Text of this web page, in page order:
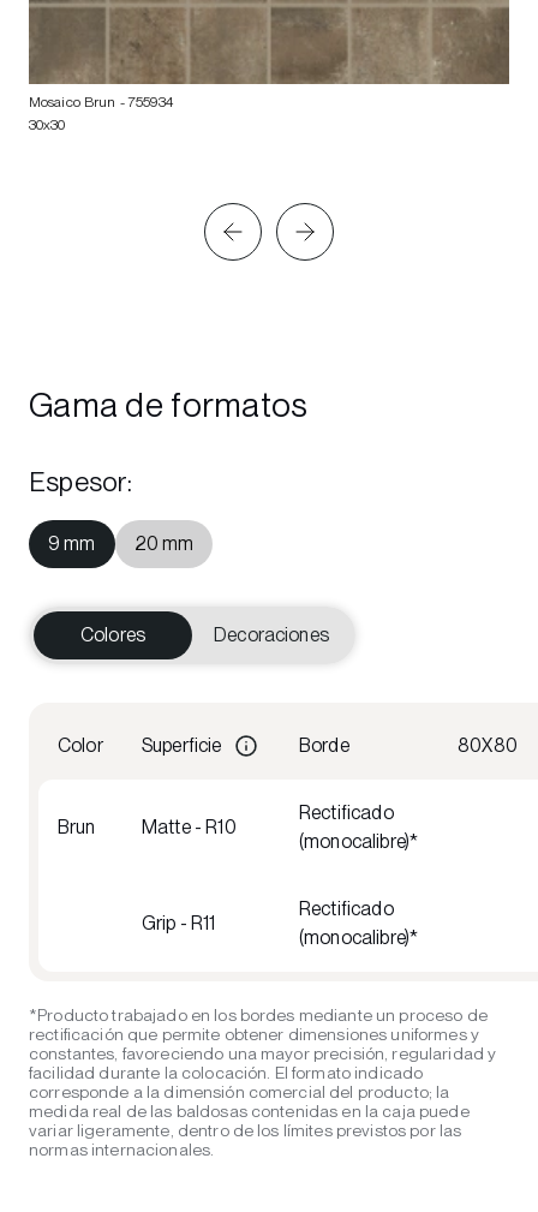
Mosaico Brun - 755934
30x30
Gama de formatos
Espesor:
9 mm 20 mm
Colores Decoraciones
Color Superficie Borde 80X80
Brun Matte - R10
Rectificado
(monocalibre)*
Grip - R11
Rectificado
(monocalibre)*
*Producto trabajado en los bordes mediante un proceso de
rectificación que permite obtener dimensiones uniformes y
constantes, favoreciendo una mayor precisión, regularidad y
facilidad durante la colocación. El formato indicado
corresponde a la dimensión comercial del producto; la
medida real de las baldosas contenidas en la caja puede
variar ligeramente, dentro de los límites previstos por las
normas internacionales.